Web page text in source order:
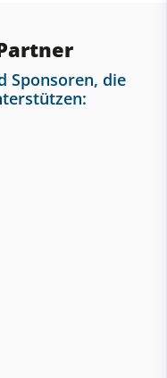
Sponsoren, die